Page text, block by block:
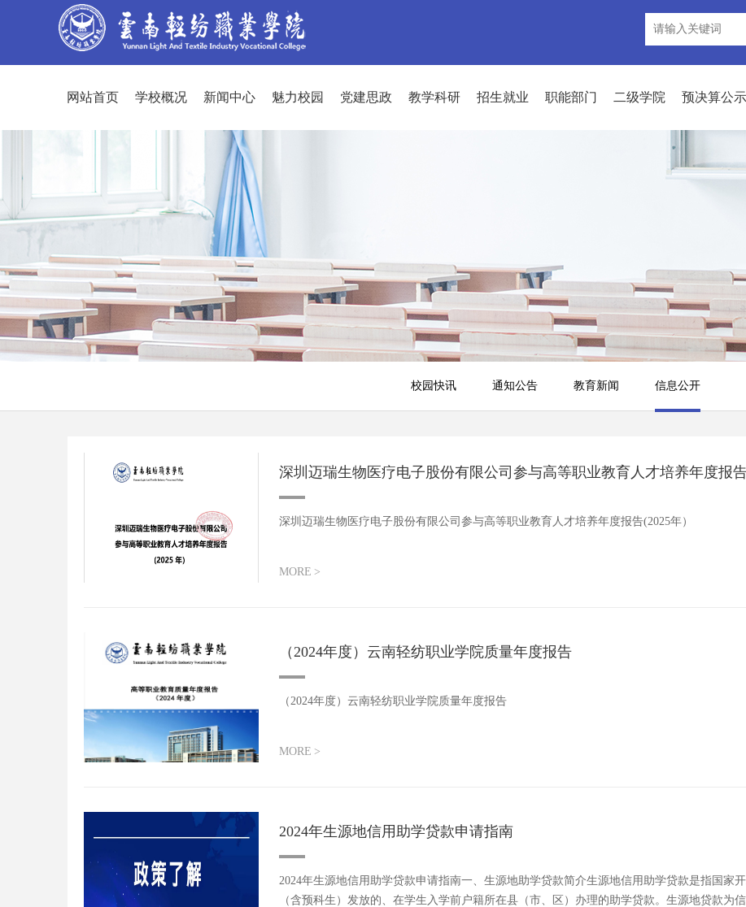
网站首页 学校概况 新闻中心 魅力校园 党建思政 教学科研 招生就业 职能部门 二级学院 预决算公示
校园快讯 通知公告 教育新闻
信息公开
信息公开
深圳迈瑞生物医疗电子股份有限公司参与高等职业教育人才培养年度报告
深圳迈瑞生物医疗电子股份有限公司参与高等职业教育人才培养年度报告(2025年）
MORE >
（2024年度）云南轻纺职业学院质量年度报告
（2024年度）云南轻纺职业学院质量年度报告
MORE >
2024年生源地信用助学贷款申请指南
2024年生源地信用助学贷款申请指南一、生源地助学贷款简介生源地信用助学贷款是指国家
（含预科生）发放的、在学生入学前户籍所在县（市、区）办理的助学贷款。生源地贷款为